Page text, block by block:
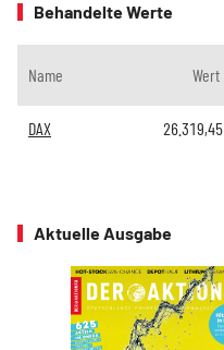
Behandelte Werte
Name Wert
DAX 26.319,45
Aktuelle Ausgabe